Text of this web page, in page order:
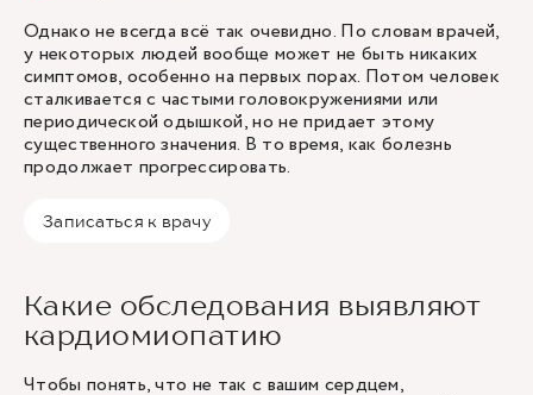
Однако не всегда всё так очевидно. По словам врачей,
у некоторых людей вообще может не быть никаких
симптомов, особенно на первых порах. Потом человек
сталкивается с частыми головокружениями или
периодической одышкой, но не придает этому
существенного значения. В то время, как болезнь
продолжает прогрессировать.
Записаться к врачу
Какие обследования выявляют
кардиомиопатию
Чтобы понять, что не так с вашим сердцем,